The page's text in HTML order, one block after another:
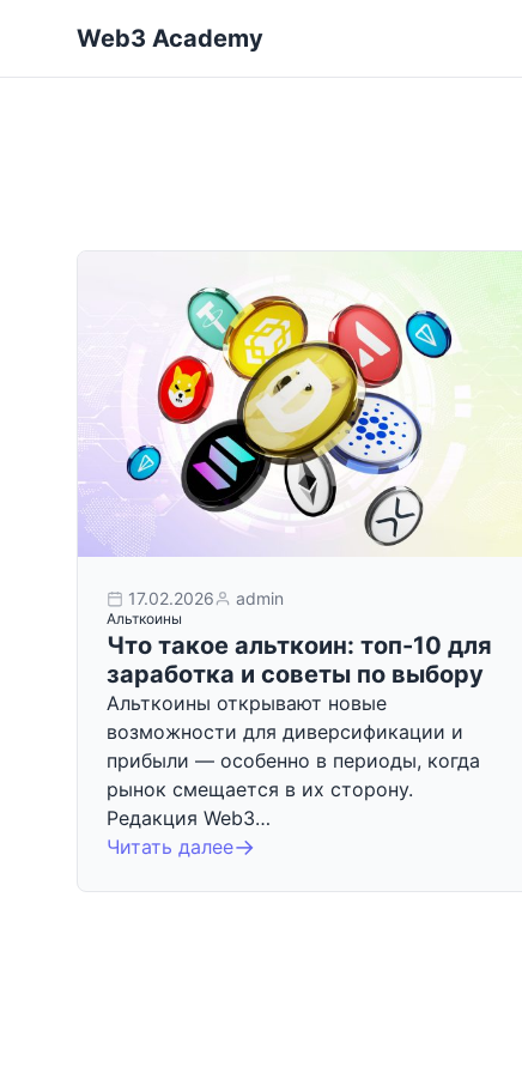
Web3 Academy
17.02.2026 admin
Альткоины
Что такое альткоин: топ-10 для
заработка и советы по выбору
Альткоины открывают новые
возможности для диверсификации и
прибыли — особенно в периоды, когда
рынок смещается в их сторону.
Редакция Web3…
Читать далее